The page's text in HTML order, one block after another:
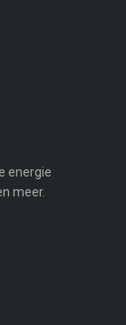
energie
meer.